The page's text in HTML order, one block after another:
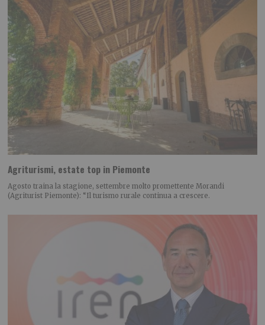
Agriturismi, estate top in Piemonte
Agosto traina la stagione, settembre molto promettente Morandi
(Agriturist Piemonte): “Il turismo rurale continua a crescere.